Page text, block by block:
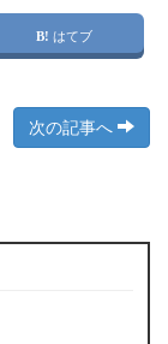
はてブ
次の記事へ